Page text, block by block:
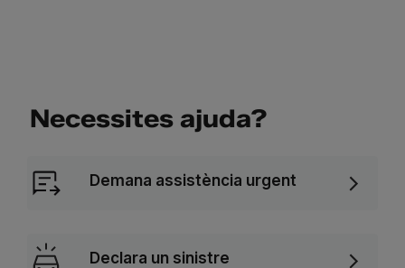
Necessites ajuda?
Demana assistència urgent
Declara un sinistre